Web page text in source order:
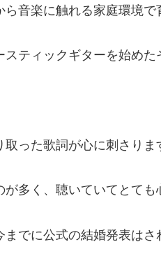
音楽に触れる家庭環境で
ティックギターを始めた
った歌詞が心に刺さりま
多く、聴いていてとても
でに公式の結婚発表はさ